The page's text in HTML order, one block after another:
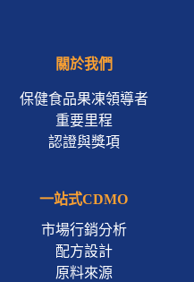
關於我們
保健食品果凍領導者
重要里程
認證與獎項
一站式CDMO
市場行銷分析
配方設計
原料來源